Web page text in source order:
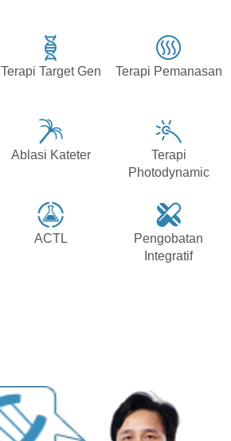
Terapi Target Gen Terapi Pemanasan
Ablasi Kateter
Terapi
Photodynamic
ACTL
Pengobatan
Integratif